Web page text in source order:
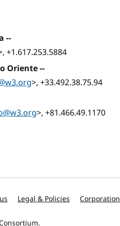
--
+1.617.253.5884
Oriente--
>, +33.492.38.75.94
>, +81.466.49.1170
Legal & Policies Corporation
.